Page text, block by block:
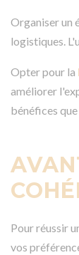
Organiser un
logistiques.
Opter pour la
améliorer
bénéfices
Pour réussir
vos